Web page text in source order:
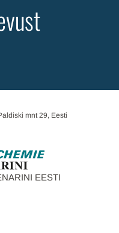
mnt 29, Eesti
EESTI